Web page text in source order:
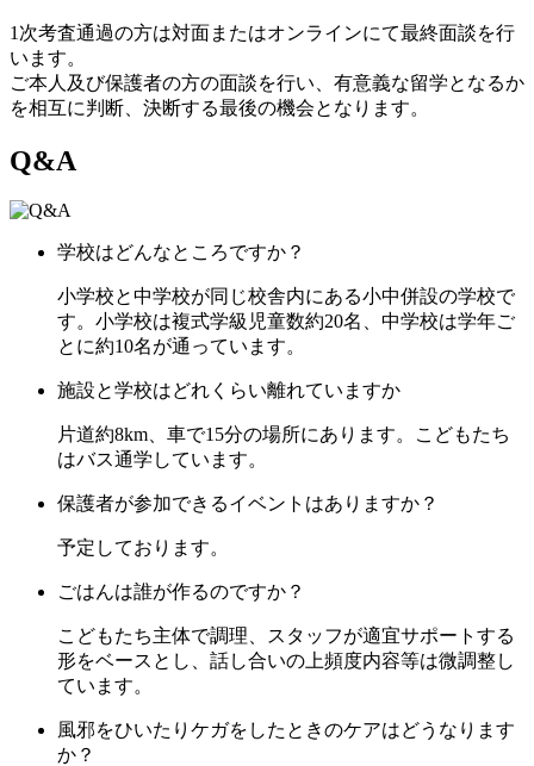
1次考査通過の方は対面またはオンラインにて最終面談を行
います。
ご本人及び保護者の方の面談を行い、有意義な留学となるか
を相互に判断、決断する最後の機会となります。
Q&A
学校はどんなところですか？
小学校と中学校が同じ校舎内にある小中併設の学校で
す。小学校は複式学級児童数約20名、中学校は学年ご
とに約10名が通っています。
施設と学校はどれくらい離れていますか
片道約8km、車で15分の場所にあります。こどもたち
はバス通学しています。
保護者が参加できるイベントはありますか？
予定しております。
ごはんは誰が作るのですか？
こどもたち主体で調理、スタッフが適宜サポートする
形をベースとし、話し合いの上頻度内容等は微調整し
ています。
風邪をひいたりケガをしたときのケアはどうなります
か？